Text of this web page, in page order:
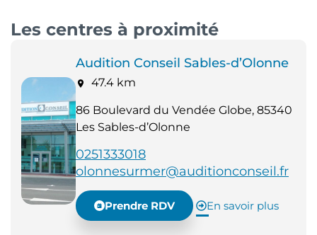
Les centres à proximité
Audition Conseil Sables-d’Olonne
47.4 km
86 Boulevard du Vendée Globe, 85340
Les Sables-d’Olonne
0251333018
olonnesurmer@auditionconseil.fr
Prendre RDV En savoir plus